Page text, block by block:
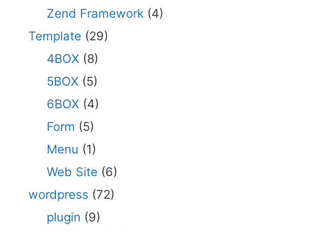
Zend Framework(4)
Template (29)
4BOX(8)
5BOX(5)
6BOX(4)
Form (5)
Menu (1)
Web Site (6)
wordpress (72)
plugin (9)